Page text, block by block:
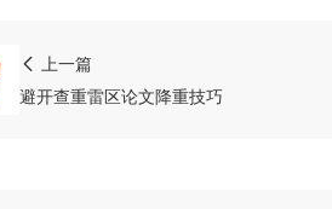
上一篇
避开查重雷区论文降重技巧